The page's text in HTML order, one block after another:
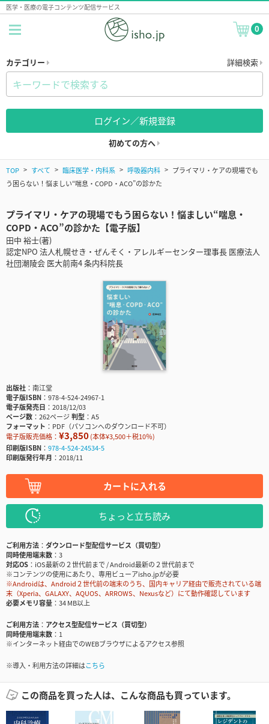
医学・医療の電子コンテンツ配信サービス
0
カテゴリー 詳細検索
ログイン／新規登録
初めての方へ
TOP すべて 臨床医学・内科系 呼吸器内科
プライマリ・ケアの現場でも
う困らない！悩ましい“喘息・COPD・ACO”の診かた
プライマリ・ケアの現場でもう困らない！悩ましい“喘息・
COPD・ACO”の診かた【電子版】
田中 裕士(著)
認定NPO 法人札幌せき・ぜんそく・アレルギーセンター理事長 医療法人
社団潮陵会 医大前南4 条内科院長
出版社
南江堂
電子版ISBN
978-4-524-24967-1
電子版発売日
2018/12/03
ページ数
262ページ判型
A5
フォーマット
PDF（パソコンへのダウンロード不可）
電子版販売価格： ¥3,850(本体¥3,500＋税10％)
印刷版ISBN
978-4-524-24534-5
印刷版発行年月
2018/11
カートに入れる
ちょっと立ち読み
ご利用方法
ダウンロード型配信サービス（買切型）
同時使用端末数
3
対応OS
iOS最新の２世代前まで / Android最新の２世代前まで
※コンテンツの使用にあたり、専用ビューアisho.jpが必要
※Androidは、Android２世代前の端末のうち、国内キャリア経由で販売されている端
末（Xperia、GALAXY、AQUOS、ARROWS、Nexusなど）にて動作確認しています
必要メモリ容量
34 MB以上
ご利用方法
アクセス型配信サービス（買切型）
同時使用端末数
1
※インターネット経由でのWEBブラウザによるアクセス参照
※導入・利用方法の詳細はこちら
この商品を買った人は、こんな商品も買っています。